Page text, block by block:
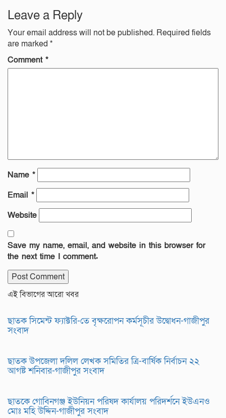
Leave a Reply
Your email address will not be published. Required fields
are marked *
Comment *
Name *
Email *
Website
Save my name, email, and website in this browser for
the next time I comment.
এই বিভাগের আরো খবর
ছাতক সিমেন্ট ফ্যাক্টরি-তে বৃক্ষরোপন কর্মসূচীর উদ্বোধন-গাজীপুর
সংবাদ
ছাতক উপজেলা দলিল লেখক সমিতির ত্রি-বার্ষিক নির্বাচন ২২
আগষ্ট শনিবার-গাজীপুর সংবাদ
ছাতকে গোবিনগঞ্জ ইউনিয়ন পরিষদ কার্যালয় পরিদর্শনে ইউএনও
মোঃ মহি উদ্দিন-গাজীপুর সংবাদ